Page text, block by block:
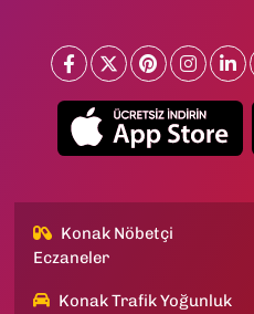
Konak Nöbetçi
Eczaneler
Konak Trafik Yoğunluk